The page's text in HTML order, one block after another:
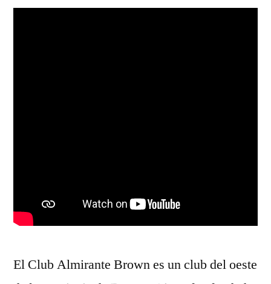
El Club Almirante Brown es un club del oeste